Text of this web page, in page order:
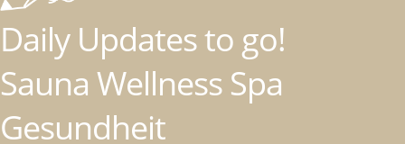
Daily Updates to go!
Sauna Wellness Spa
Gesundheit